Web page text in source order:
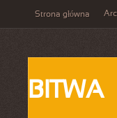
Strona główna
BITWA